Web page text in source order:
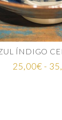
25,00€ -35,00€